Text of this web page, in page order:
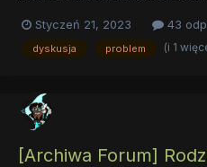
Bardzo krótki czas akcji. Bardzo
dobra). Bardzo bezsensowna i...
Styczeń 21, 2023 43
dyskusja problem (i 1
[Archiwa Forum]